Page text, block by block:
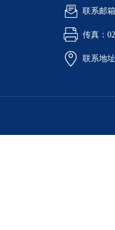
联系邮箱
传真：
联系地